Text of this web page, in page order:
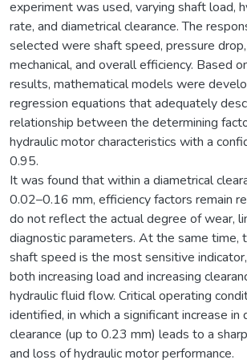
experiment was used, varying shaft load,
rate, and diametrical clearance. The
selected were shaft speed, pressure
mechanical, and overall efficiency. Based
results, mathematical models were
regression equations that adequately
relationship between the determining
hydraulic motor characteristics with a
0.95.
It was found that within a diametrical
0.02–0.16 mm, efficiency factors remain
do not reflect the actual degree of wear,
diagnostic parameters. At the same time,
shaft speed is the most sensitive
both increasing load and increasing
hydraulic fluid flow. Critical operating
identified, in which a significant increase in
clearance (up to 0.23 mm) leads to a
and loss of hydraulic motor performance.